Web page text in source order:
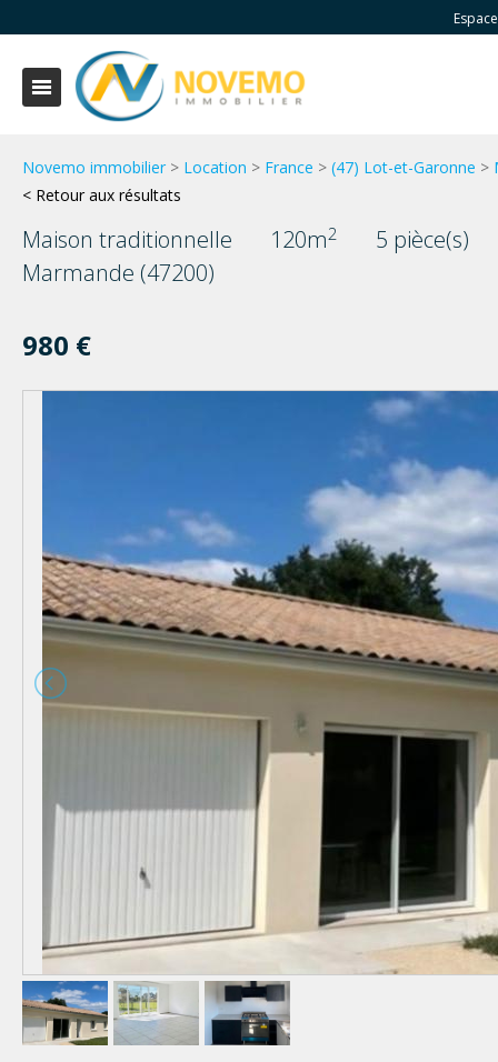
Novemo immobilier > Location > France > (47) Lot-et-Garonne >
< Retour aux résultats
Maison traditionnelle 120m2
5 pièce(s)
Marmande (47200)
980 €